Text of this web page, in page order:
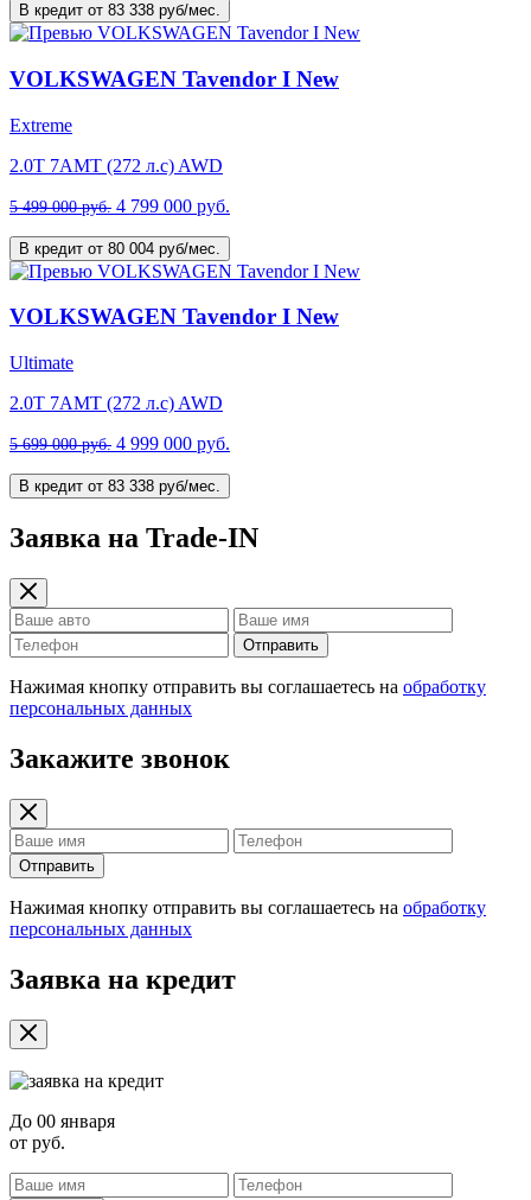
В кредит от 83 338 руб/мес.
VOLKSWAGEN Tavendor I New
Extreme
2.0T 7AMT (272 л.с) AWD
5 499 000 руб. 4 799 000 руб.
В кредит от 80 004 руб/мес.
VOLKSWAGEN Tavendor I New
Ultimate
2.0T 7AMT (272 л.с) AWD
5 699 000 руб. 4 999 000 руб.
В кредит от 83 338 руб/мес.
Заявка на Trade-IN
Отправить
Нажимая кнопку отправить вы соглашаетесь на обработку
персональных данных
Закажите звонок
Отправить
Нажимая кнопку отправить вы соглашаетесь на обработку
персональных данных
Заявка на кредит
До 00 января
от руб.